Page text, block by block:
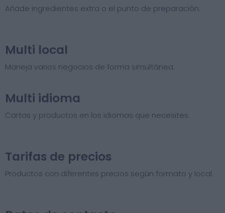
Añade ingredientes extra o el punto de preparación.
Multi local
Maneja varios negocios de forma simultánea.
Multi idioma
Cartas y productos en los idiomas que necesites.
Tarifas de precios​
Productos con diferentes precios según formato y local.